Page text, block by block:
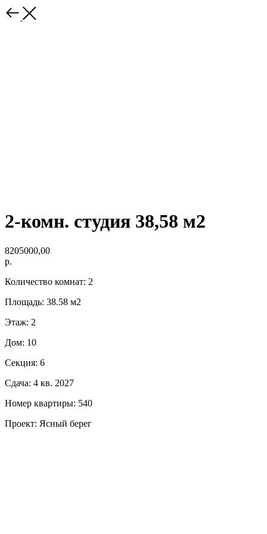
2-комн. студия 38,58 м2
8205000,00
р.
Количество комнат: 2
Площадь: 38.58 м2
Этаж: 2
Дом: 10
Секция: 6
Сдача: 4 кв. 2027
Номер квартиры: 540
Проект: Ясный берег